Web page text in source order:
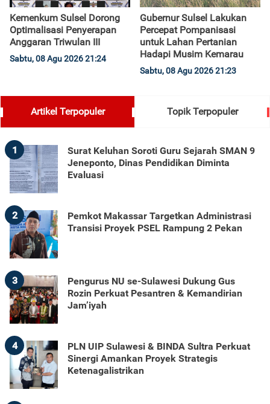
Kemenkum Sulsel Dorong
Optimalisasi Penyerapan
Anggaran Triwulan III
Sabtu, 08 Agu 2026 21:24
Gubernur Sulsel Lakukan
Percepat Pompanisasi
untuk Lahan Pertanian
Hadapi Musim Kemarau
Sabtu, 08 Agu 2026 21:23
Artikel Terpopuler Topik Terpopuler
1
Surat Keluhan Soroti Guru Sejarah SMAN 9
Jeneponto, Dinas Pendidikan Diminta
Evaluasi
2
Pemkot Makassar Targetkan Administrasi
Transisi Proyek PSEL Rampung 2 Pekan
3
Pengurus NU se-Sulawesi Dukung Gus
Rozin Perkuat Pesantren & Kemandirian
Jam’iyah
4
PLN UIP Sulawesi & BINDA Sultra Perkuat
Sinergi Amankan Proyek Strategis
Ketenagalistrikan